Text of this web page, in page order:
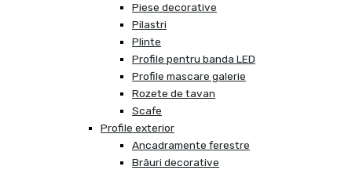
Piese decorative
Pilastri
Plinte
Profile pentru banda LED
Profile mascare galerie
Rozete de tavan
Scafe
Profile exterior
Ancadramente ferestre
Brâuri decorative